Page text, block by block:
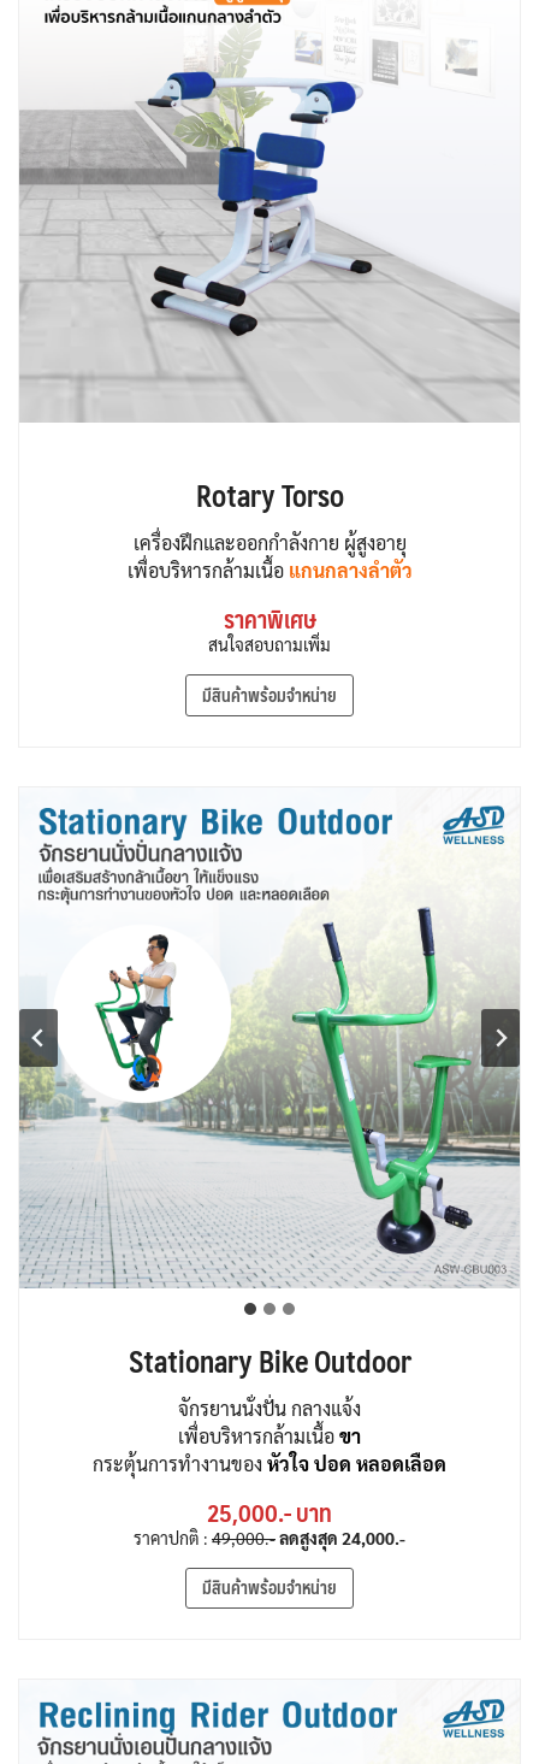
Rotary Torso
เครื่องฝึกและออกกำลังกาย ผู้สูงอายุ
เพื่อบริหารกล้ามเนื้อ แกนกลางลำตัว
ราคาพิเศษ
สนใจสอบถามเพิ่ม
มีสินค้าพร้อมจำหน่าย
Stationary Bike Outdoor
จักรยานนั่งปั่น กลางแจ้ง
เพื่อบริหารกล้ามเนื้อขา
กระตุ้นการทำงานของ หัวใจ ปอด หลอดเลือด
25,000.- บาท
ราคาปกติ : 49,000.-ลดสูงสุด 24,000.-
มีสินค้าพร้อมจำหน่าย